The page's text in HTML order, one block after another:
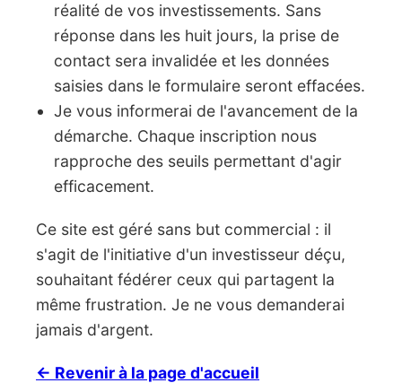
réalité de vos investissements. Sans
réponse dans les huit jours, la prise de
contact sera invalidée et les données
saisies dans le formulaire seront effacées.
Je vous informerai de l'avancement de la
démarche. Chaque inscription nous
rapproche des seuils permettant d'agir
efficacement.
Ce site est géré sans but commercial : il
s'agit de l'initiative d'un investisseur déçu,
souhaitant fédérer ceux qui partagent la
même frustration. Je ne vous demanderai
jamais d'argent.
← Revenir à la page d'accueil